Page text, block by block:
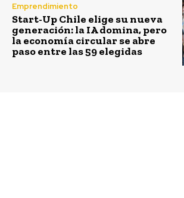
Emprendimiento
Start-Up Chile elige su nueva
generación: la IA domina, pero
la economía circular se abre
paso entre las 59 elegidas